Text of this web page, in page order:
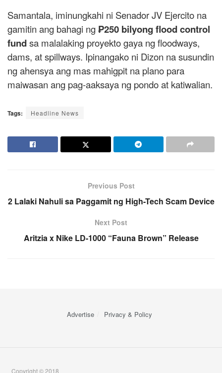
Samantala, iminungkahi ni Senador JV Ejercito na
gamitin ang bahagi ng₱250 bilyong flood control
fundsa malalaking proyekto gaya ng floodways,
dams, at spillways. Ipinangako ni Dizon na susundin
ng ahensya ang mas mahigpit na plano para
maiwasan ang pag-aaksaya ng pondo at katiwalian.
Tags: Headline News
Previous Post
2 Lalaki Nahuli sa Paggamit ng High-Tech Scam Device
Next Post
Aritzia x Nike LD-1000 “Fauna Brown” Release
Advertise Privacy & Policy
Copyright © 2018